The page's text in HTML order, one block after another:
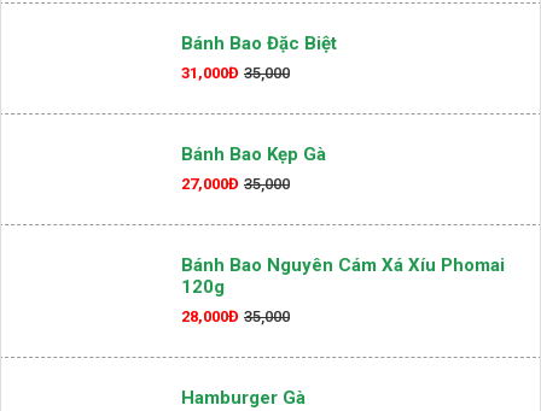
Bánh Bao Đặc Biệt
31,000Đ 35,000
Bánh Bao Kẹp Gà
27,000Đ 35,000
Bánh Bao Nguyên Cám Xá Xíu Phomai
120g
28,000Đ 35,000
Hamburger Gà